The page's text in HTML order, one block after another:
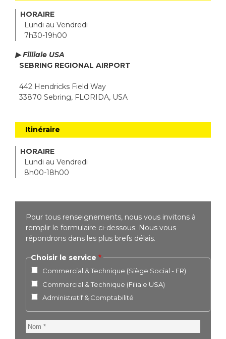
HORAIRE
Lundi au Vendredi
7h30-19h00
▶ Filliale USA
SEBRING REGIONAL AIRPORT
442 Hendricks Field Way
33870 Sebring, FLORIDA, USA
Itinéraire
HORAIRE
Lundi au Vendredi
8h00-18h00
Pour tous renseignements, nous vous invitons à
remplir le formulaire ci-dessous. Nous vous
répondrons dans les plus brefs délais.
Choisir le service
Commercial & Technique (Siège Social - FR)
Commercial & Technique (Filiale USA)
Administratif & Comptabilité
Nom